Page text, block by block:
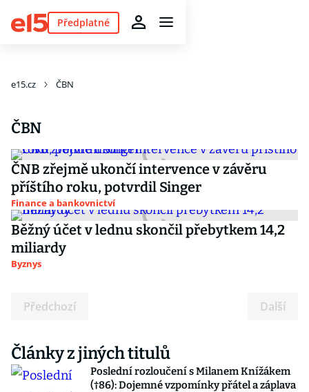
Předplatné
e15.cz ČBN
ČBN
ČNB zřejmě ukončí intervence v závěru
příštího roku, potvrdil Singer
Finance a bankovnictví
Běžný účet v lednu skončil přebytkem 14,2
miliardy
Byznys
Předchozí Další
Články z jiných titulů
Poslední rozloučení s Milanem Knížákem
(†86): Dojemné vzpomínky přátel a záplava